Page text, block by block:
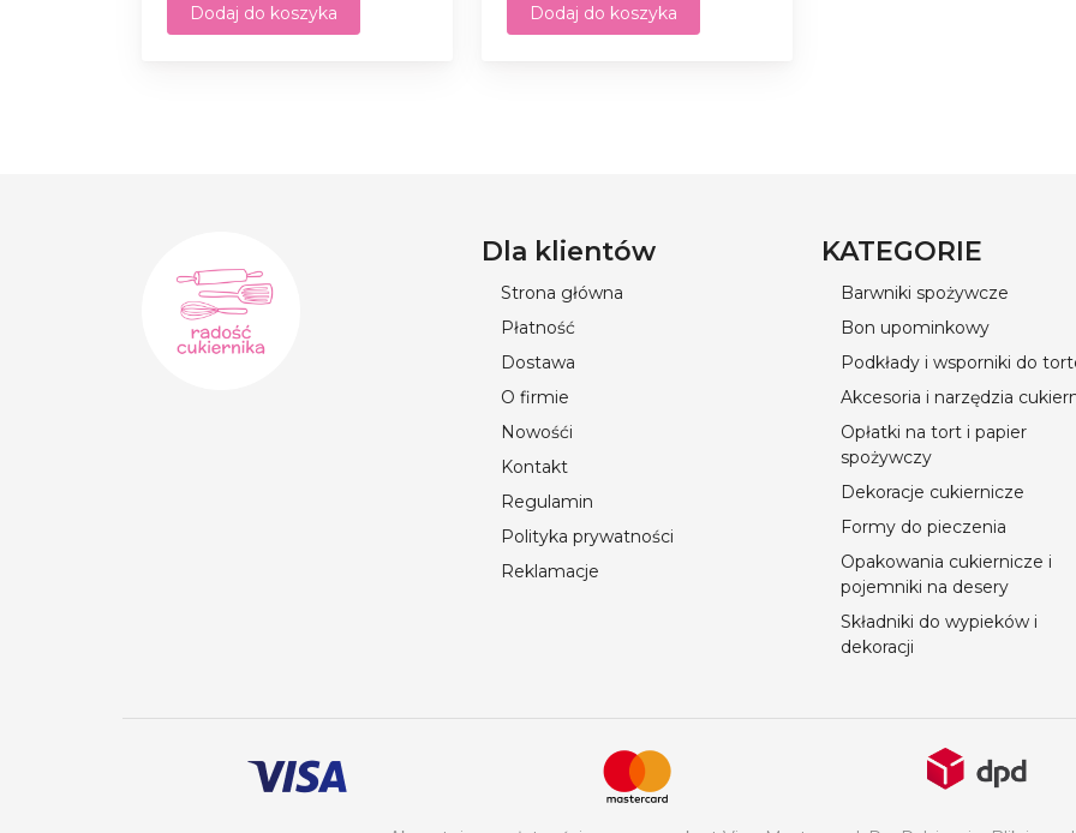
Dodaj do koszyka Dodaj do koszyka
Dla klientów
Strona główna
Płatność
Dostawa
O firmie
Nowośći
Kontakt
Regulamin
Polityka prywatności
Reklamacje
KATEGORIE
Barwniki spożywcze
Bon upominkowy
Podkłady i wsporniki do
Akcesoria i narzędzia
Opłatki na tort i papier
spożywczy
Dekoracje cukiernicze
Formy do pieczenia
Opakowania cukiernicze i
pojemniki na desery
Składniki do wypieków i
dekoracji